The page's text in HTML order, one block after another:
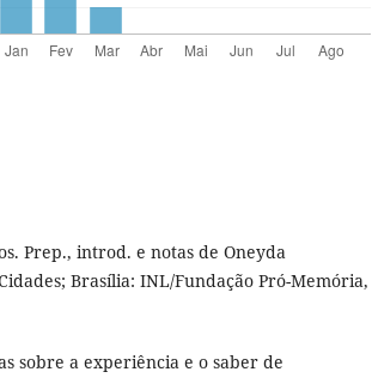
Prep., introd. e notas de Oneyda
Brasília: INL/Fundação Pró-Memória,
sobre a experiência e o saber de